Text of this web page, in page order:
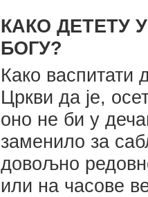
КАКО ДЕТЕТУ
БОГУ?
Како васпитати
Цркви да је,
оно не би у
заменило за
довољно
или на часове